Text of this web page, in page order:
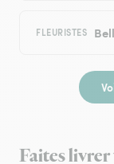
FLEURISTES
Faites livrer